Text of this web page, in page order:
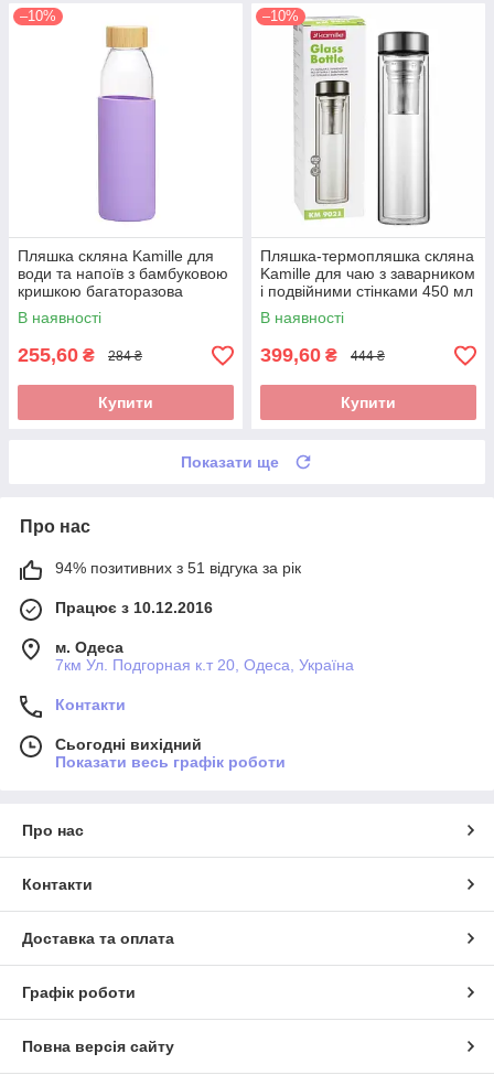
–10%
Пляшка скляна Kamille для
води та напоїв з бамбуковою
кришкою багаторазова
фіолетова 500 мл KM-9022
В наявності
255,60 ₴ 284 ₴
Купити
–10%
Пляшка-термопляшка скляна
Kamille для чаю з заварником
і подвійними стінками 450 мл
KM-9021
В наявності
399,60 ₴ 444 ₴
Купити
Показати ще
Про нас
94% позитивних з 51 відгука за рік
Працює з 10.12.2016
м. Одеса
7км Ул. Подгорная к.т 20, Одеса, Україна
Контакти
Сьогодні вихідний
Показати весь графік роботи
Про нас
Контакти
Доставка та оплата
Графік роботи
Повна версія сайту